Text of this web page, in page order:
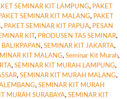
SEMINAR KIT LAMPUNG, PAKET
SEMINAR KIT MALANG, PAKET
, PAKET SEMINAR KIT PAPUA, PESAN
KIT , PRODUSEN TAS SEMINAR,
, SEMINAR KIT JAKARTA,
KIT MALANG, Seminar Kit Murah,
, SEMINAR KIT MURAH LAMPUNG,
, SEMINAR KIT MURAH MALANG,
, SEMINAR KIT MURAH
MURAH SURABAYA, SEMINAR KIT